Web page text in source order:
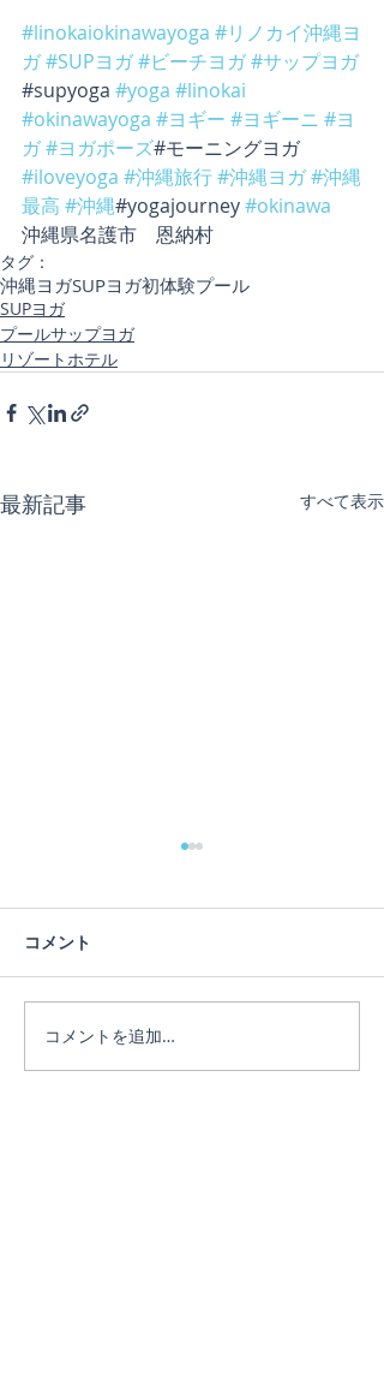
#linokaiokinawayoga #リノカイ沖縄ヨ
ガ#SUPヨガ#ビーチヨガ#サップヨガ
#supyoga #yoga #linokai
#okinawayoga #ヨギー #ヨギーニ #ヨ
ガ#ヨガポーズ#モーニングヨガ
#iloveyoga #沖縄旅行#沖縄ヨガ#沖縄
最高 #沖縄#yogajourney #okinawa
沖縄県名護市　恩納村
タグ：
沖縄ヨガSUPヨガ初体験プール
SUPヨガ
プールサップヨガ
リゾートホテル
最新記事 すべて表示
ヨガインストラクター
Miki
コメント
コメントを追加…